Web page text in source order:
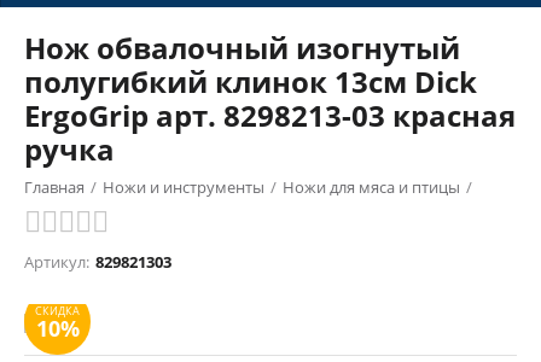
Нож обвалочный изогнутый
полугибкий клинок 13см Dick
ErgoGrip арт. 8298213-03 красная
ручка
Главная / Ножи и инструменты / Ножи для мяса и птицы /
Обвалочные ножи
Артикул: 829821303
СКИДКА
10%